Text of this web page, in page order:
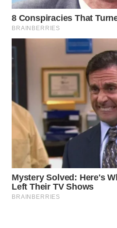
WAHANA
TRAVEL
WAHANANEWS
WAHANANEWS
CO ID
WAHANANEWS
NET
WAHANA
SPORT